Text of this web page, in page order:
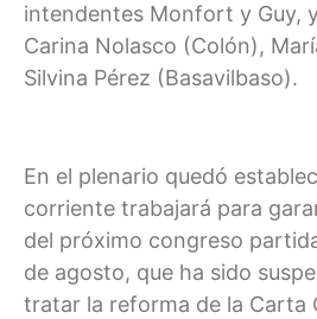
intendentes Monfort y Guy,
Carina Nolasco (Colón),
Silvina Pérez (Basavilbaso).
En el plenario quedó
corriente trabajará para
del próximo congreso
de agosto, que ha sido
tratar la reforma de la Carta